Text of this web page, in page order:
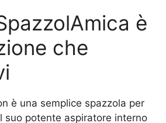
è
che
è una semplice spazzola per
suo potente aspiratore interno